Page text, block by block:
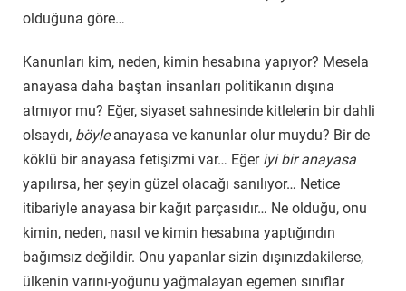
olduğuna göre…
Kanunları kim, neden, kimin hesabına yapıyor? Mesela
anayasa daha baştan insanları politikanın dışına
atmıyor mu? Eğer, siyaset sahnesinde kitlelerin bir dahli
olsaydı, böyleanayasa ve kanunlar olur muydu? Bir de
köklü bir anayasa fetişizmi var… Eğer iyi bir anayasa
yapılırsa, her şeyin güzel olacağı sanılıyor… Netice
itibariyle anayasa bir kağıt parçasıdır… Ne olduğu, onu
kimin, neden, nasıl ve kimin hesabına yaptığındın
bağımsız değildir. Onu yapanlar sizin dışınızdakilerse,
ülkenin varını-yoğunu yağmalayan egemen sınıflar